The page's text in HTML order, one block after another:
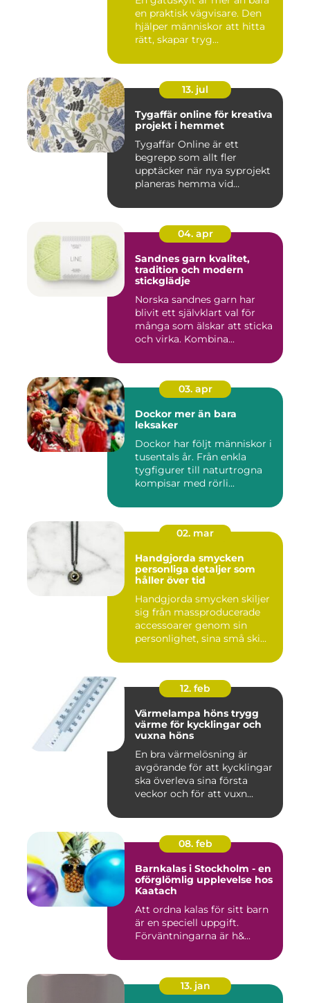
en praktisk vägvisare. Den
hjälper människor att hitta
rätt, skapar tryg...
13. jul
Tygaffär online för kreativa
projekt i hemmet
Tygaffär Online är ett
begrepp som allt fler
upptäcker när nya syprojekt
planeras hemma vid
04. apr
Sandnes garn kvalitet,
tradition och modern
stickglädje
Norska sandnes garn har
blivit ett självklart val för
många som älskar att sticka
och virka. Kombina...
03. apr
Dockor mer än bara
leksaker
Dockor har följt människor i
tusentals år. Från enkla
tygfigurer till naturtrogna
kompisar med rörli...
02. mar
Handgjorda smycken
personliga detaljer som
håller över tid
Handgjorda smycken skiljer
sig från massproducerade
accessoarer genom sin
personlighet, sina små ski...
12. feb
Värmelampa höns trygg
värme för kycklingar och
vuxna höns
En bra värmelösning är
avgörande för att kycklingar
ska överleva sina första
veckor och för att vuxn...
08. feb
Barnkalas i Stockholm - en
oförglömlig upplevelse hos
Kaatach
Att ordna kalas för sitt barn
är en speciell uppgift.
Förväntningarna är h&...
13. jan